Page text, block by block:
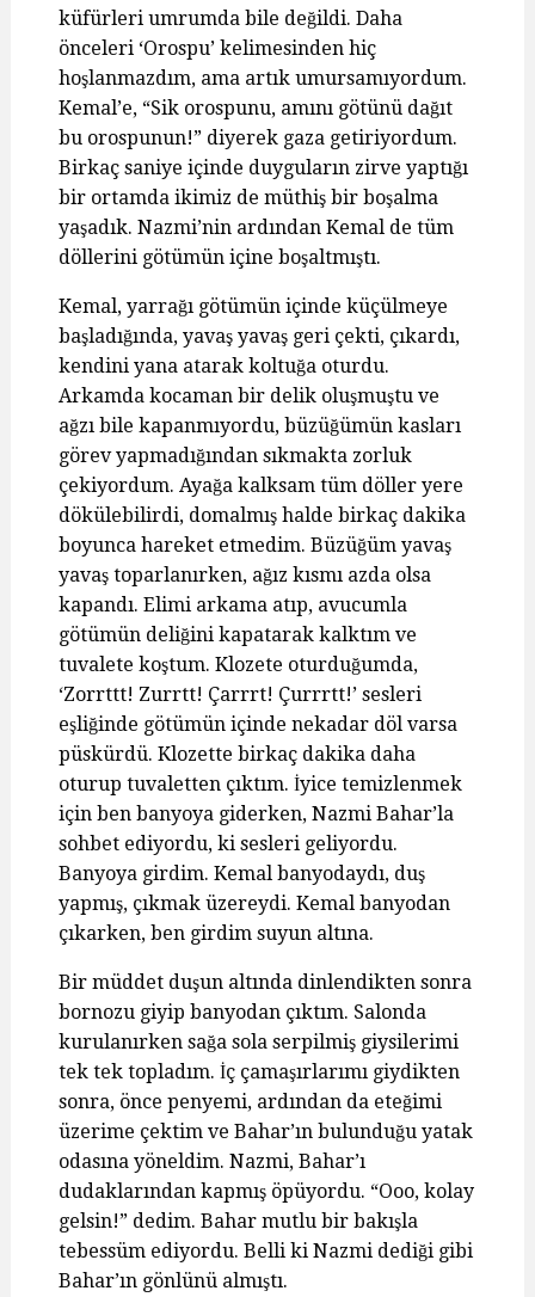
küfürleri umrumda bile değildi. Daha
önceleri ‘Orospu’ kelimesinden hiç
hoşlanmazdım, ama artık umursamıyordum.
Kemal’e, “Sik orospunu, amını götünü dağıt
bu orospunun!” diyerek gaza getiriyordum.
Birkaç saniye içinde duyguların zirve yaptığı
bir ortamda ikimiz de müthiş bir boşalma
yaşadık. Nazmi’nin ardından Kemal de tüm
döllerini götümün içine boşaltmıştı.
Kemal, yarrağı götümün içinde küçülmeye
başladığında, yavaş yavaş geri çekti, çıkardı,
kendini yana atarak koltuğa oturdu.
Arkamda kocaman bir delik oluşmuştu ve
ağzı bile kapanmıyordu, büzüğümün kasları
görev yapmadığından sıkmakta zorluk
çekiyordum. Ayağa kalksam tüm döller yere
dökülebilirdi, domalmış halde birkaç dakika
boyunca hareket etmedim. Büzüğüm yavaş
yavaş toparlanırken, ağız kısmı azda olsa
kapandı. Elimi arkama atıp, avucumla
götümün deliğini kapatarak kalktım ve
tuvalete koştum. Klozete oturduğumda,
‘Zorrttt! Zurrtt! Çarrrt! Çurrrtt!’ sesleri
eşliğinde götümün içinde nekadar döl varsa
püskürdü. Klozette birkaç dakika daha
oturup tuvaletten çıktım. İyice temizlenmek
için ben banyoya giderken, Nazmi Bahar’la
sohbet ediyordu, ki sesleri geliyordu.
Banyoya girdim. Kemal banyodaydı, duş
yapmış, çıkmak üzereydi. Kemal banyodan
çıkarken, ben girdim suyun altına.
Bir müddet duşun altında dinlendikten sonra
bornozu giyip banyodan çıktım. Salonda
kurulanırken sağa sola serpilmiş giysilerimi
tek tek topladım. İç çamaşırlarımı giydikten
sonra, önce penyemi, ardından da eteğimi
üzerime çektim ve Bahar’ın bulunduğu yatak
odasına yöneldim. Nazmi, Bahar’ı
dudaklarından kapmış öpüyordu. “Ooo, kolay
gelsin!” dedim. Bahar mutlu bir bakışla
tebessüm ediyordu. Belli ki Nazmi dediği gibi
Bahar’ın gönlünü almıştı.